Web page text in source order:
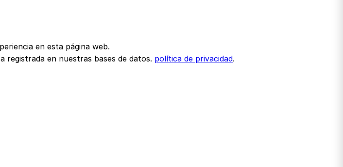
en esta página web.
en nuestras bases de datos. política de privacidad.